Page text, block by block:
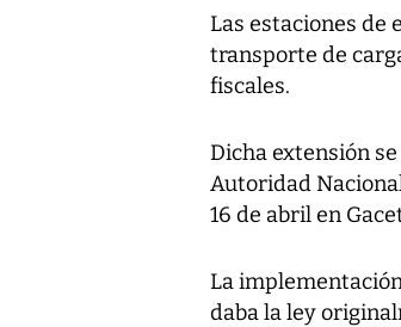
Las estaciones de
transporte de
fiscales.
Dicha extensión
Autoridad
16 de abril en
La
daba la ley